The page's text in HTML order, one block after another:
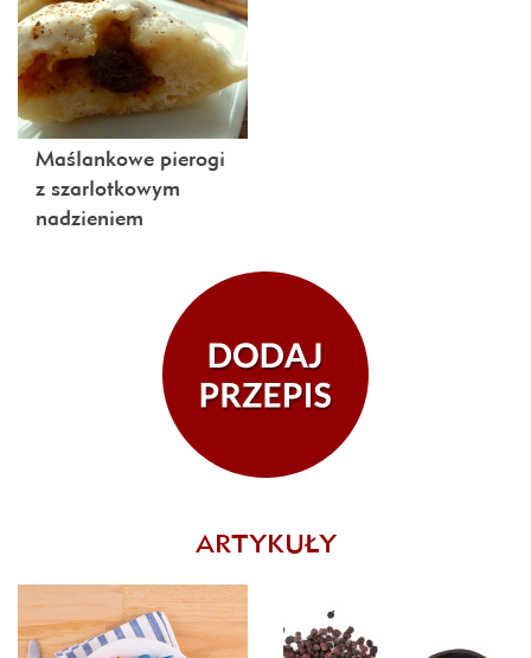
Maślankowe pierogi
z szarlotkowym
nadzieniem
ARTYKUŁY